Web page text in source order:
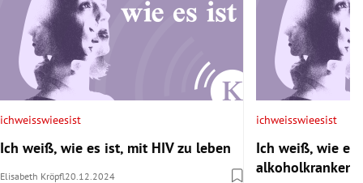
ichweisswieesist
Ich weiß, wie es ist, mit HIV zu leben
Elisabeth Kröpfl20.12.2024
ichweisswieesist
Ich weiß, wie es
alkoholkranken